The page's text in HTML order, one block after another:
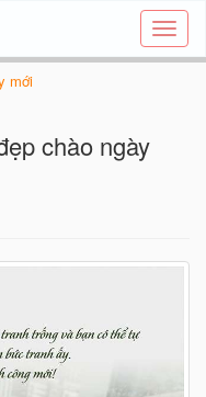
Tạo
thiệp
mới
chào ngày